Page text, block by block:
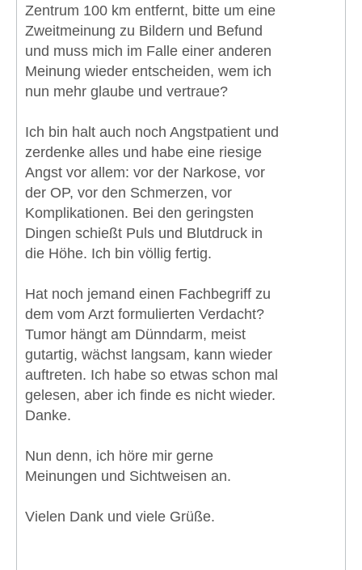
Zentrum 100 km entfernt, bitte um eine
Zweitmeinung zu Bildern und Befund
und muss mich im Falle einer anderen
Meinung wieder entscheiden, wem ich
nun mehr glaube und vertraue?
Ich bin halt auch noch Angstpatient und
zerdenke alles und habe eine riesige
Angst vor allem: vor der Narkose, vor
der OP, vor den Schmerzen, vor
Komplikationen. Bei den geringsten
Dingen schießt Puls und Blutdruck in
die Höhe. Ich bin völlig fertig.
Hat noch jemand einen Fachbegriff zu
dem vom Arzt formulierten Verdacht?
Tumor hängt am Dünndarm, meist
gutartig, wächst langsam, kann wieder
auftreten. Ich habe so etwas schon mal
gelesen, aber ich finde es nicht wieder.
Danke.
Nun denn, ich höre mir gerne
Meinungen und Sichtweisen an.
Vielen Dank und viele Grüße.